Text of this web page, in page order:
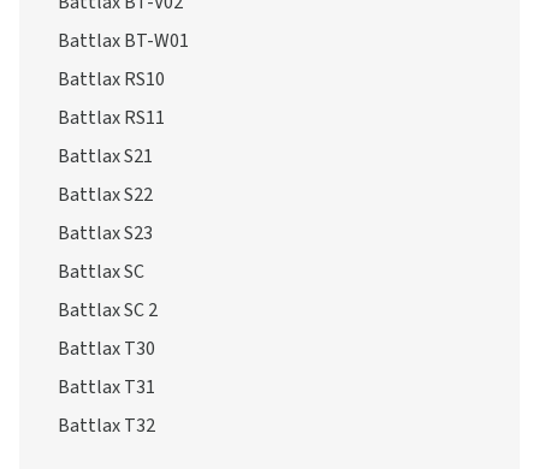
Battlax BT-W01
Battlax RS10
Battlax RS11
Battlax S21
Battlax S22
Battlax S23
Battlax SC
Battlax SC 2
Battlax T30
Battlax T31
Battlax T32